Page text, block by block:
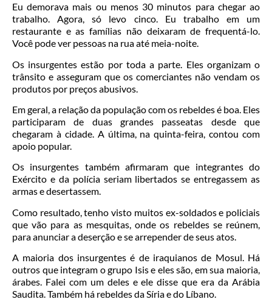
Eu demorava mais ou menos 30 minutos para chegar ao
trabalho. Agora, só levo cinco. Eu trabalho em um
restaurante e as famílias não deixaram de frequentá-lo.
Você pode ver pessoas na rua até meia-noite.
Os insurgentes estão por toda a parte. Eles organizam o
trânsito e asseguram que os comerciantes não vendam os
produtos por preços abusivos.
Em geral, a relação da população com os rebeldes é boa. Eles
participaram de duas grandes passeatas desde que
chegaram à cidade. A última, na quinta-feira, contou com
apoio popular.
Os insurgentes também afirmaram que integrantes do
Exército e da polícia seriam libertados se entregassem as
armas e desertassem.
Como resultado, tenho visto muitos ex-soldados e policiais
que vão para as mesquitas, onde os rebeldes se reúnem,
para anunciar a deserção e se arrepender de seus atos.
A maioria dos insurgentes é de iraquianos de Mosul. Há
outros que integram o grupo Isis e eles são, em sua maioria,
árabes. Falei com um deles e ele disse que era da Arábia
Saudita. Também há rebeldes da Síria e do Líbano.